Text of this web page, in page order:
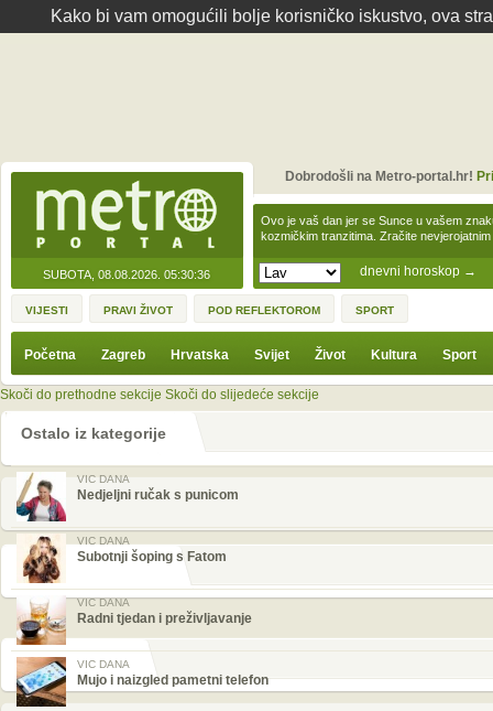
Kako bi vam omogućili bolje korisničko iskustvo, ova
SUBOTA, 08.08.2026. 05:30:36 dnevni horoskop →
Ovo je vaš dan jer se Sunce u vašem
kozmičkim tranzitima. Zračite
Dobrodošli na Metro-portal.hr!
VIJESTI PRAVI ŽIVOT POD REFLEKTOROM SPORT
Početna Zagreb Hrvatska Svijet Život Kultura Sport
Skoči do prethodne sekcije Skoči do slijedeće sekcije
Ostalo iz kategorije
VIC DANA
Nedjeljni ručak s punicom
VIC DANA
Subotnji šoping s Fatom
VIC DANA
Radni tjedan i preživljavanje
VIC DANA
Mujo i naizgled pametni telefon